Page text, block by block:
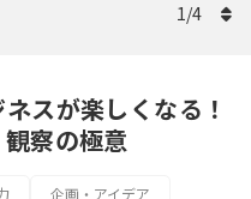
1/4
スが楽しくなる！
察の極意
企画・アイデア